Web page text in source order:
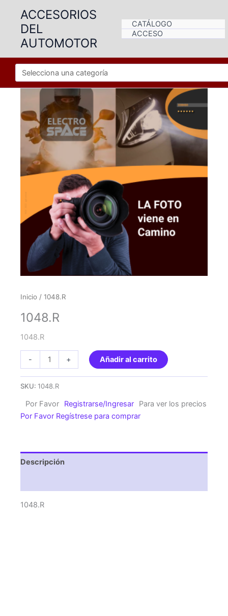
contenido
ACCESORIOS
DEL
AUTOMOTOR
CATÁLOGO
ACCESO
Inicio / 1048.R
1048.R
1048.R
-
cantidad
+ Añadir al carrito
SKU: 1048.R
Por Favor Registrarse/Ingresar
Para ver los precios
Por Favor Regístrese para comprar
Descripción
1048.R